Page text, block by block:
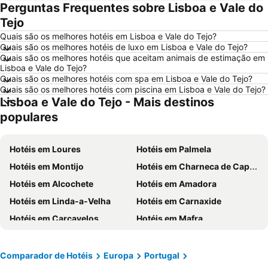
Hotéis em Évora
Hotéis em Peniche
Hotéis em Porto Santo
Hotéis em Sangenjo
Hotéis em Vila Nova de Milfontes
Hotéis em Vilamoura
Hotéis em Vigo
Hotéis em Roma
Hotéis em Centro de Portugal
Hotéis em Sul de Espanha
Hotéis em Málaga
Hotéis em Maiorca
Hotéis em Andaluzia
Hotéis em Ilha do Sal
Hotéis em Galiza
Hotéis em Douro
Hotéis em Costa da Luz
Hotéis em Serra da Estrela
Hotéis em Região de Lisboa
Hotéis em Costa do Sol
Hotéis em Sardenha
Hotéis em Tenerife
Hotéis em Cabo Verde
Perguntas Frequentes sobre Lisboa e Vale do
Tejo
Quais são os melhores hotéis em Lisboa e Vale do Tejo?
Quais são os melhores hotéis de luxo em Lisboa e Vale do Tejo?
Quais são os melhores hotéis que aceitam animais de estimação em
Lisboa e Vale do Tejo?
Quais são os melhores hotéis com spa em Lisboa e Vale do Tejo?
Quais são os melhores hotéis com piscina em Lisboa e Vale do Tejo?
Lisboa e Vale do Tejo - Mais destinos
populares
Hotéis em Loures
Hotéis em Palmela
Hotéis em Montijo
Hotéis em Charneca de Caparica
Hotéis em Alcochete
Hotéis em Amadora
Hotéis em Linda-a-Velha
Hotéis em Carnaxide
Hotéis em Carcavelos
Hotéis em Mafra
Hotéis em Casais do Baleal
Hotéis em Colares
Comparador de Hotéis Europa
Portugal